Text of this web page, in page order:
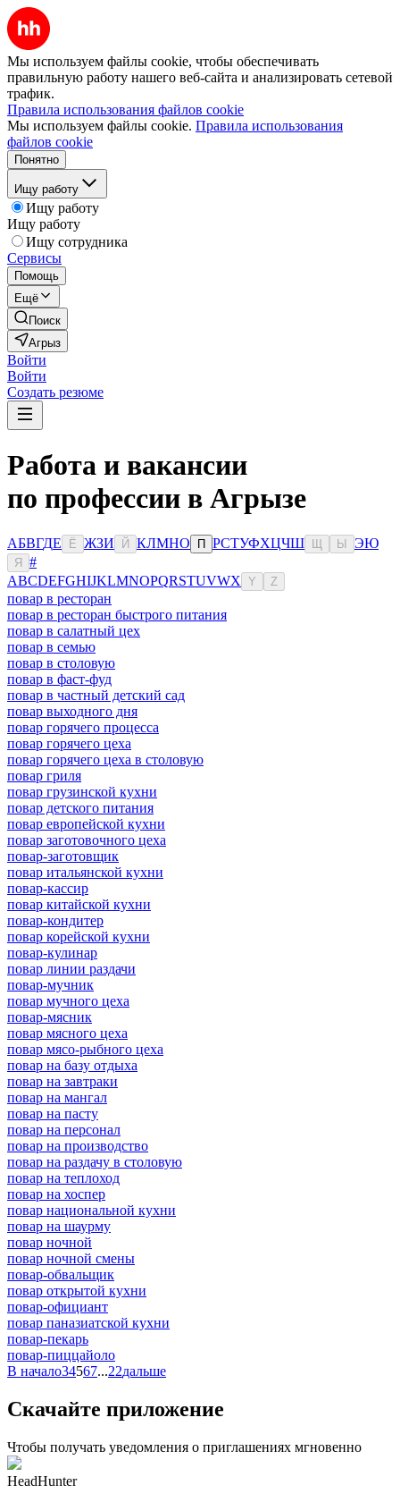
Мы используем файлы cookie, чтобы обеспечивать
правильную работу нашего веб-сайта и анализировать сетевой
трафик.
Правила использования файлов cookie
Мы используем файлы cookie. Правила использования
файлов cookie
Понятно
Ищу работу
Ищу работу
Ищу работу
Ищу сотрудника
Сервисы
Помощь
Ещё
Поиск
Агрыз
Войти
Войти
Создать резюме
Работа и вакансии
по профессии в Агрызе
АБВГДЕ Ё ЖЗИ Й КЛМНО П РСТУФХЦЧШ Ы ЭЮ
Я
#
ABCDEFGHIJKLMNOPQRSTUVWX Y Z
повар в ресторан
повар в ресторан быстрого питания
повар в салатный цех
повар в семью
повар в столовую
повар в фаст-фуд
повар в частный детский сад
повар выходного дня
повар горячего процесса
повар горячего цеха
повар горячего цеха в столовую
повар гриля
повар грузинской кухни
повар детского питания
повар европейской кухни
повар заготовочного цеха
повар-заготовщик
повар итальянской кухни
повар-кассир
повар китайской кухни
повар-кондитер
повар корейской кухни
повар-кулинар
повар линии раздачи
повар-мучник
повар мучного цеха
повар-мясник
повар мясного цеха
повар мясо-рыбного цеха
повар на базу отдыха
повар на завтраки
повар на мангал
повар на пасту
повар на персонал
повар на производство
повар на раздачу в столовую
повар на теплоход
повар на хоспер
повар национальной кухни
повар на шаурму
повар ночной
повар ночной смены
повар-обвальщик
повар открытой кухни
повар-официант
повар паназиатской кухни
повар-пекарь
повар-пиццайоло
В начало34567...22дальше
Скачайте приложение
Чтобы получать уведомления о приглашениях мгновенно
HeadHunter